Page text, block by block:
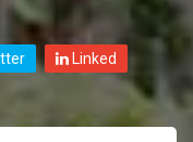
Linked